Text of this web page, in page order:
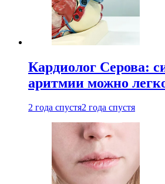
Кардиолог Серова:
аритмии можно
2 года спустя2 года спустя